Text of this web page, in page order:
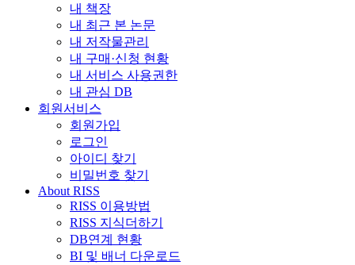
내 책장
내 최근 본 논문
내 저작물관리
내 구매·신청 현황
내 서비스 사용권한
내 관심 DB
회원서비스
회원가입
로그인
아이디 찾기
비밀번호 찾기
About RISS
RISS 이용방법
RISS 지식더하기
DB연계 현황
BI 및 배너 다운로드